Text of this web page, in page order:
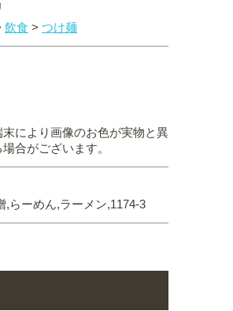
飲食 > つけ麺
により画像のお色が実物と異
合がございます。
,らーめん,ラーメン,1174-3